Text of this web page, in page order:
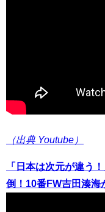
（出典 Youtube）
「日本は次元が違う
倒！10番FW吉田湊